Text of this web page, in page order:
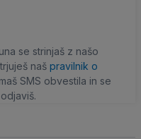
se strinjaš z našo
naš pravilnik o
SMS obvestila in se